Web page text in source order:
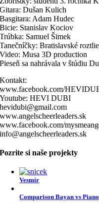
Gitara: Dušan Kulich
Basgitara: Adam Hudec
Bicie: Stanislav Kociov
Trúbka: Samuel Šimek
Tanečníčky: Bratislavské
Video: Musa 3D production
Pieseň sa nahrávala v štúdiu
Kontakt:
www.facebook.com/
Youtube: HEVI DUBI
hevidubi@gmail.com
www.angelscheerleaders.sk
www.facebook.com/
info@angelscheerleaders.sk
Pozrite si naše projekty
Vesmír
Comparison Bayan vs Piano